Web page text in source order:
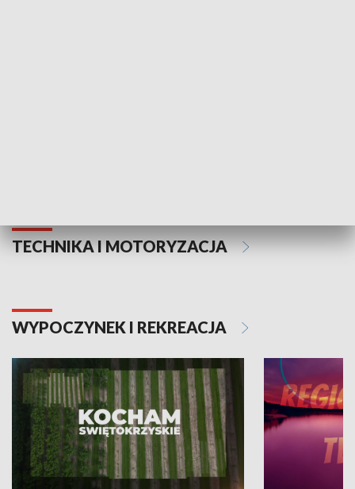
TECHNIKA I MOTORYZACJA
WYPOCZYNEK I REKREACJA